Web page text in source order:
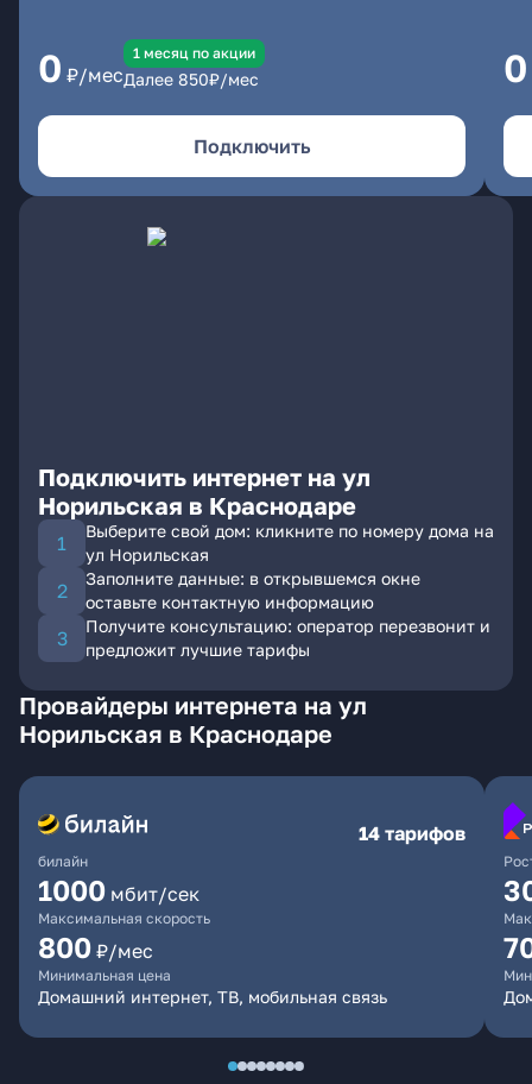
0 ₽/мес
1 месяц по акции
Далее 850₽/мес
Подключить
0
Подключить интернет на ул
Норильская в Краснодаре
Выберите свой дом: кликните по номеру дома на
ул Норильская
Заполните данные: в открывшемся окне
оставьте контактную информацию
Получите консультацию: оператор перезвонит и
предложит лучшие тарифы
Провайдеры интернета на ул
Норильская в Краснодаре
билайн
14 тарифов
1000 мбит/сек
Максимальная скорость
800 ₽/мес
Минимальная цена
Домашний интернет, ТВ, мобильная связь